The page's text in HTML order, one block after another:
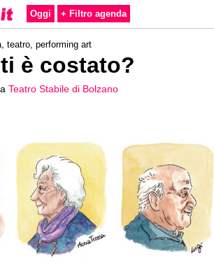
Oggi + Filtro agenda
teatro, performing art
è costato?
Teatro Stabile di Bolzano